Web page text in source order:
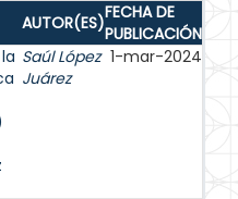
AUTOR(ES)FECHA DE
PUBLICACIÓN
Saúl López
Juárez
1-mar-2024